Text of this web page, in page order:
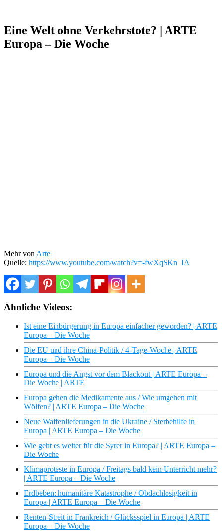
Eine Welt ohne Verkehrstote? | ARTE
Europa – Die Woche
Mehr von Arte
Quelle: https://www.youtube.com/watch?v=-fwXqSKn_IA
Ähnliche Videos:
Ist eine Einbürgerung in Europa einfacher geworden? | ARTE
Europa – Die Woche
Die EU und ihre China-Politik / 4-Tage-Woche | ARTE
Europa – Die Woche
Europa und die Angst vor dem Blackout | ARTE Europa –
Die Woche | ARTE
Europa gehen die Medikamente aus / Wie umgehen mit
Wölfen? | ARTE Europa – Die Woche
Neue Waffenlieferungen in die Ukraine / Sterbehilfe in
Europa | ARTE Europa – Die Woche
Wie geht es weiter für die Syrer in Europa? | ARTE Europa –
Die Woche
Klimaproteste in Europa / Freitags bald kein Unterricht mehr?
| ARTE Europa – Die Woche
Erdbeben: humanitäre Katastrophe / Obdachlosigkeit in
Europa | ARTE Europa – Die Woche
Renten-Streit in Frankreich / Glücksspiel in Europa | ARTE
Europa – Die Woche